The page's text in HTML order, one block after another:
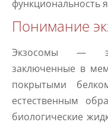
функциональность
Понимание
Экзосомы —
заключенные в
покрытыми
естественным
биологические